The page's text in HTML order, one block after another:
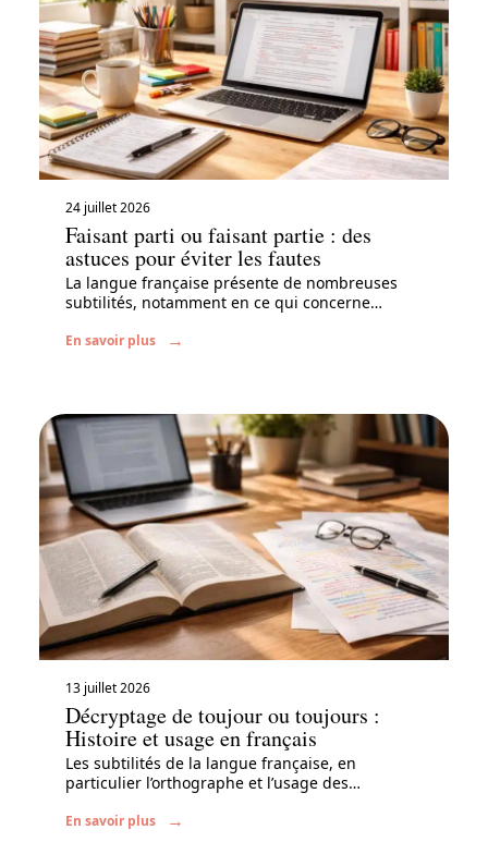
24 juillet 2026
Faisant parti ou faisant partie : des
astuces pour éviter les fautes
La langue française présente de nombreuses
subtilités, notamment en ce qui concerne…
En savoir plus
13 juillet 2026
Décryptage de toujour ou toujours :
Histoire et usage en français
Les subtilités de la langue française, en
particulier l’orthographe et l’usage des…
En savoir plus